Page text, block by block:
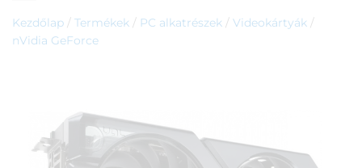
Kezdőlap / Termékek / PC alkatrészek / Videokártyák /
nVidia GeForce